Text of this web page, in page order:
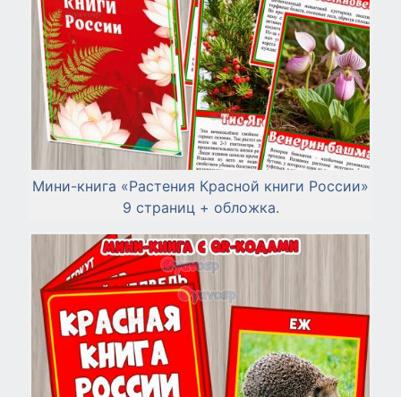
Мини-книга «Растения Красной книги России»
9 страниц + обложка.